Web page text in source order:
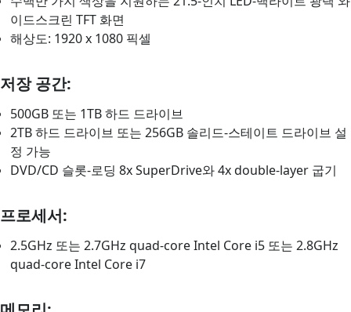
이드스크린 TFT 화면
해상도: 1920 x 1080 픽셀
저장 공간:
500GB 또는 1TB 하드 드라이브
2TB 하드 드라이브 또는 256GB 솔리드-스테이트 드라이브 설
정 가능
DVD/CD 슬롯-로딩 8x SuperDrive와 4x double-layer 굽기
프로세서:
2.5GHz 또는 2.7GHz quad-core Intel Core i5 또는 2.8GHz
quad-core Intel Core i7